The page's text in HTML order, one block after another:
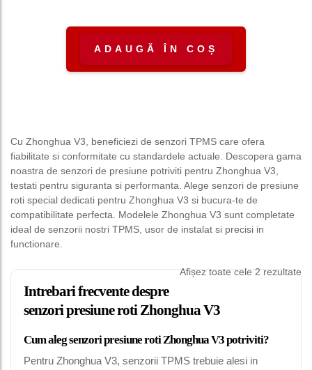
ADAUGĂ ÎN COȘ
Cu Zhonghua V3, beneficiezi de senzori TPMS care ofera
fiabilitate si conformitate cu standardele actuale. Descopera gama
noastra de senzori de presiune potriviti pentru Zhonghua V3,
testati pentru siguranta si performanta. Alege senzori de presiune
roti special dedicati pentru Zhonghua V3 si bucura-te de
compatibilitate perfecta. Modelele Zhonghua V3 sunt completate
ideal de senzorii nostri TPMS, usor de instalat si precisi in
functionare.
Afișez toate cele 2 rezultate
Intrebari frecvente despre
senzori presiune roti Zhonghua V3
Cum aleg senzori presiune roti Zhonghua V3 potriviti?
Pentru Zhonghua V3, senzorii TPMS trebuie alesi in